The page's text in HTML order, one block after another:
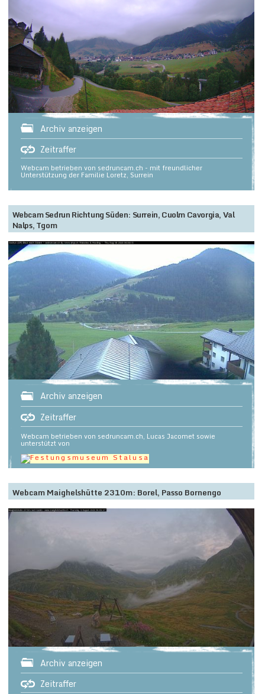
Archiv anzeigen
Zeitraffer
Webcam betrieben von sedruncam.ch - mit freundlicher
Unterstützung der Familie Loretz, Surrein
Webcam Sedrun Richtung Süden: Surrein, Cuolm Cavorgia, Val
Nalps, Tgom
Archiv anzeigen
Zeitraffer
Webcam betrieben von sedruncam.ch, Lucas Jacomet sowie
unterstützt von
Webcam Maighelshütte 2310m: Borel, Passo Bornengo
Archiv anzeigen
Zeitraffer